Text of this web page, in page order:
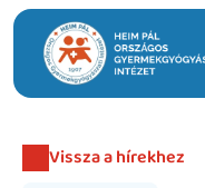
Hasznos linkek
Vissza a hírekhez